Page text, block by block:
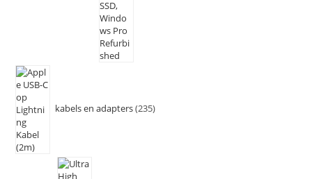
kabels en adapters 235